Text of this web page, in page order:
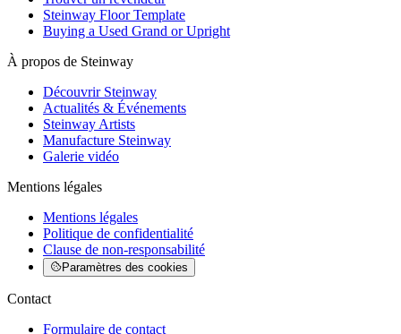
Steinway Floor Template
Buying a Used Grand or Upright
À propos de Steinway
Découvrir Steinway
Actualités & Événements
Steinway Artists
Manufacture Steinway
Galerie vidéo
Mentions légales
Mentions légales
Politique de confidentialité
Clause de non-responsabilité
Paramètres des cookies
Contact
Formulaire de contact